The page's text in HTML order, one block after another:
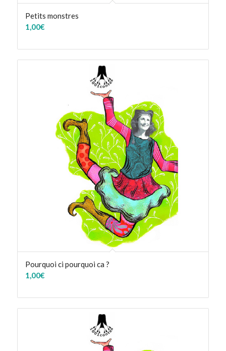
Petits monstres
1,00€
Pourquoi ci pourquoi ca ?
1,00€